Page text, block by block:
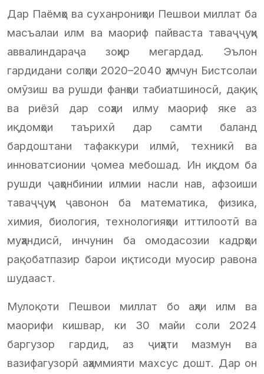
Дар Паёмҳо ва суханрониҳои Пешвои миллат ба
масъалаи илм ва маориф пайваста таваҷҷуҳи
аввалиндараҷа зоҳир мегардад. Эълон
гардидани солҳои 2020–2040 ҳамчун Бистсолаи
омӯзиш ва рушди фанҳои табиатшиносӣ, дақиқ
ва риёзӣ дар соҳаи илму маориф яке аз
иқдомҳои таърихӣ дар самти баланд
бардоштани тафаккури илмӣ, техникӣ ва
инноватсионии ҷомеа мебошад. Ин иқдом ба
рушди ҷаҳонбинии илмии насли нав, афзоиши
таваҷҷуҳи ҷавонон ба математика, физика,
химия, биология, технологияҳои иттилоотӣ ва
муҳандисӣ, инчунин ба омодасозии кадрҳои
рақобатпазир барои иқтисоди муосир равона
шудааст.
Мулоқоти Пешвои миллат бо аҳли илм ва
маорифи кишвар, ки 30 майи соли 2024
баргузор гардид, аз ҷиҳати мазмун ва
вазифагузорӣ аҳаммияти махсус дошт. Дар он